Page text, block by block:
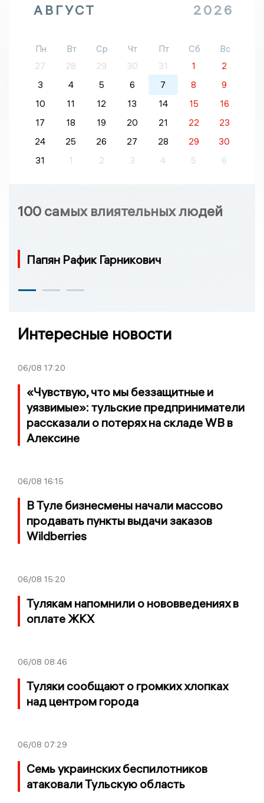
АВГУСТ 2026
Пн Вт Ср Чт Пт Сб
Вс
27
28 29 30 31 1
2
3
4 5 6 7 8
9
10
11 12 13 14 15
16
17
18 19 20 21 22
23
24
25 26 27 28 29
30
31
1 2 3 4 5 6
100 самых влиятельных людей
Папян Рафик Гарникович
Интересные новости
06/08 17:20
«Чувствую, что мы беззащитные и
уязвимые»: тульские предприниматели
рассказали о потерях на складе WB в
Алексине
06/08 16:15
В Туле бизнесмены начали массово
продавать пункты выдачи заказов
Wildberries
06/08 15:20
Тулякам напомнили о нововведениях в
оплате ЖКХ
06/08 08:46
Туляки сообщают о громких хлопках
над центром города
06/08 07:29
Семь украинских беспилотников
атаковали Тульскую область